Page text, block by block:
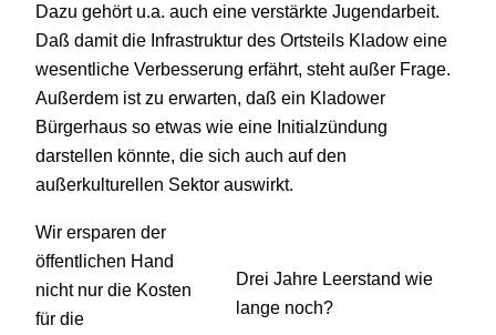
Dazu gehört u.a. auch eine verstärkte Jugendarbeit.
Daß damit die Infrastruktur des Ortsteils Kladow eine
wesentliche Verbesserung erfährt, steht außer Frage.
Außerdem ist zu erwarten, daß ein Kladower
Bürgerhaus so etwas wie eine Initialzündung
darstellen könnte, die sich auch auf den
außerkulturellen Sektor auswirkt.
Drei Jahre Leerstand wie
lange noch?
Wir ersparen der
öffentlichen Hand
nicht nur die Kosten
für die